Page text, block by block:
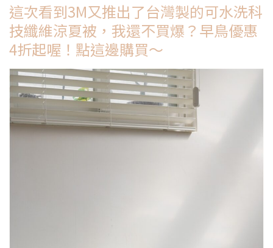
這次看到3M又推出了台灣製的可水洗科
技纖維涼夏被，我還不買爆？早鳥優惠
4折起喔！點這邊購買～